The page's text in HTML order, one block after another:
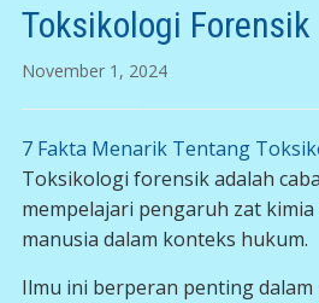
Toksikologi Forensik
November 1, 2024
7 Fakta Menarik Tentang
Toksikologi forensik adalah
mempelajari pengaruh zat
manusia dalam konteks hukum.
Ilmu ini berperan penting